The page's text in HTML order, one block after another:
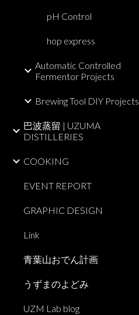
pH Control
hop express
Automatic Controlled
Fermentor Projects
Brewing Tool DIY Projects
巴波蒸留 | UZUMA
DISTILLERIES
COOKING
EVENT REPORT
GRAPHIC DESIGN
Link
青葉山おでん計画
うずまのよどみ
UZM Lab blog